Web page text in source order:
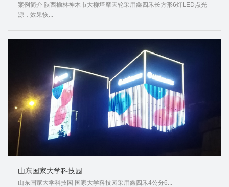
案例简介 陕西榆林神木市大柳塔摩天轮采用鑫四禾长方形6灯LED点光
源，效果恢...
山东国家大学科技园
山东国家大学科技园 国家大学科技园采用鑫四禾4公分6...